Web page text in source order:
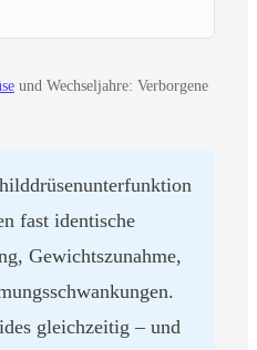
und Wechseljahre: Verborgene
fast identische
Gewichtszunahme,
gleichzeitig – und